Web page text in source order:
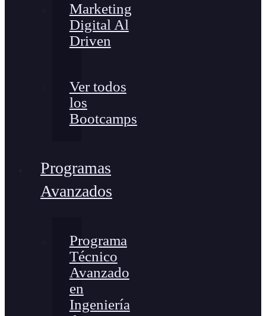
Marketing
Digital Al
Driven
Ver todos
los
Bootcamps
Programas
Avanzados
Programa
Técnico
Avanzado
en
Ingeniería